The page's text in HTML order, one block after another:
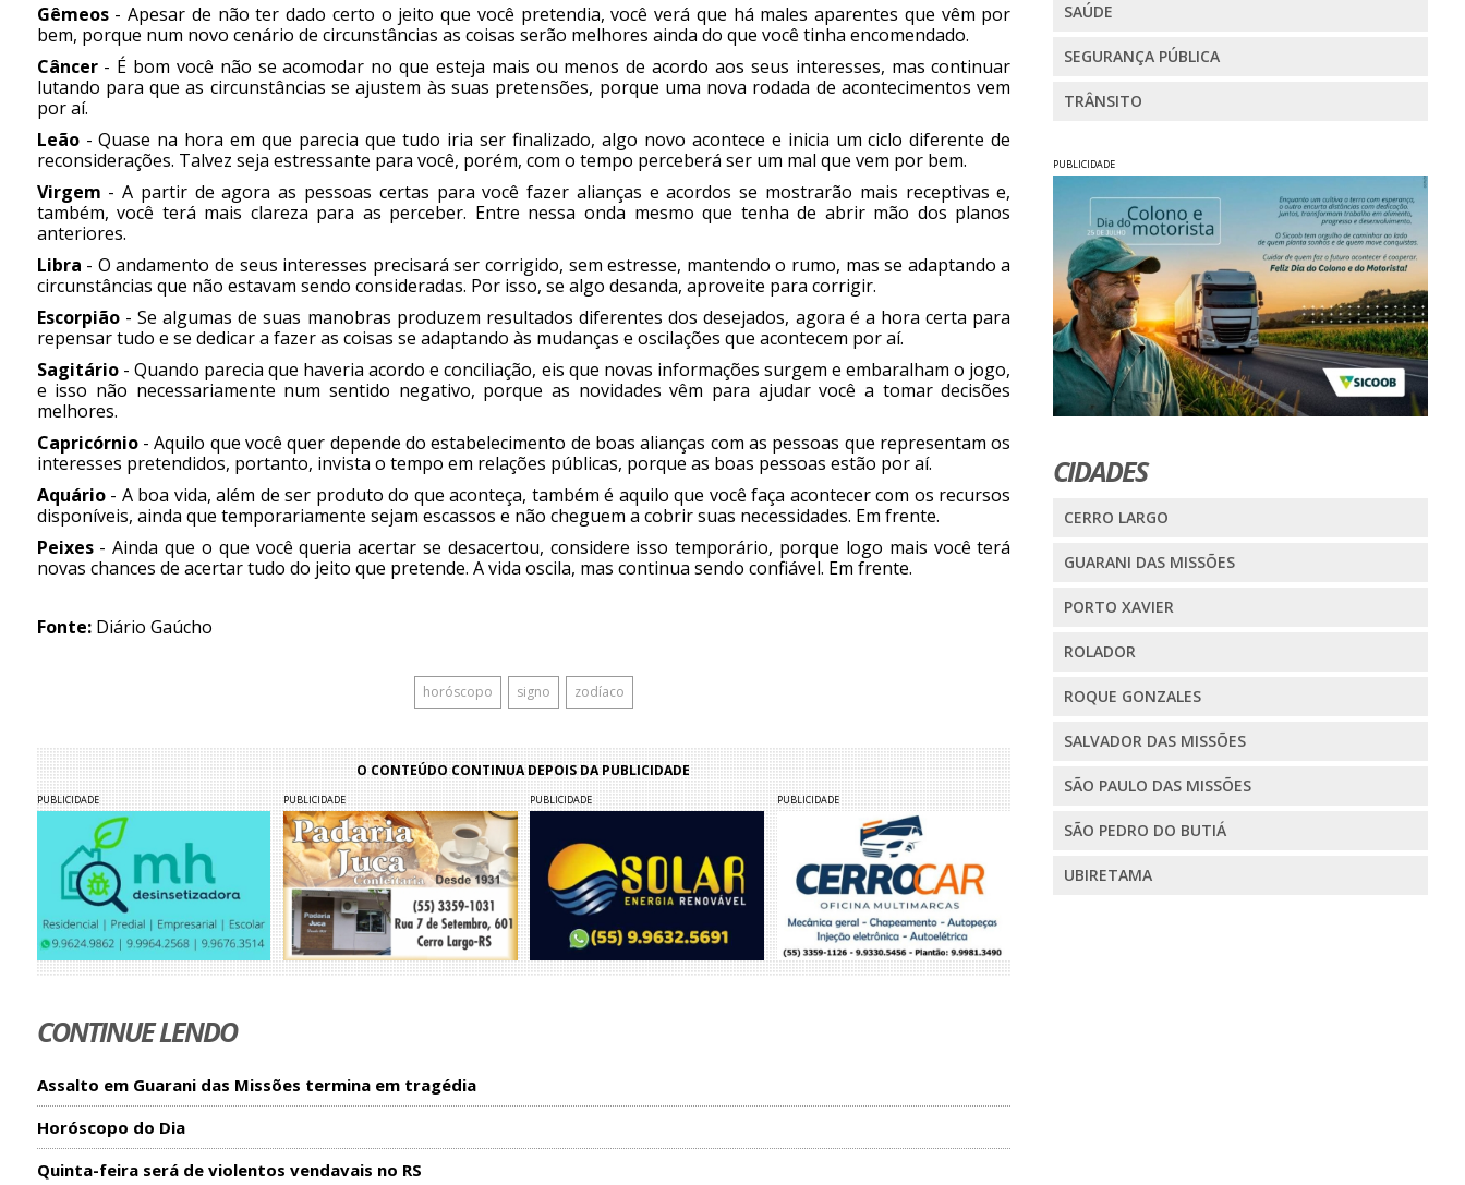
Gêmeos- Apesar de não ter dado certo o jeito que você pretendia, você verá que há males aparentes que vêm por
bem, porque num novo cenário de circunstâncias as coisas serão melhores ainda do que você tinha encomendado.
Câncer- É bom você não se acomodar no que esteja mais ou menos de acordo aos seus interesses, mas continuar
lutando para que as circunstâncias se ajustem às suas pretensões, porque uma nova rodada de acontecimentos vem
por aí.
Leão- Quase na hora em que parecia que tudo iria ser finalizado, algo novo acontece e inicia um ciclo diferente de
reconsiderações. Talvez seja estressante para você, porém, com o tempo perceberá ser um mal que vem por bem.
Virgem - A partir de agora as pessoas certas para você fazer alianças e acordos se mostrarão mais receptivas e,
também, você terá mais clareza para as perceber. Entre nessa onda mesmo que tenha de abrir mão dos planos
anteriores.
Libra - O andamento de seus interesses precisará ser corrigido, sem estresse, mantendo o rumo, mas se adaptando a
circunstâncias que não estavam sendo consideradas. Por isso, se algo desanda, aproveite para corrigir.
Escorpião- Se algumas de suas manobras produzem resultados diferentes dos desejados, agora é a hora certa para
repensar tudo e se dedicar a fazer as coisas se adaptando às mudanças e oscilações que acontecem por aí.
Sagitário- Quando parecia que haveria acordo e conciliação, eis que novas informações surgem e embaralham o jogo,
e isso não necessariamente num sentido negativo, porque as novidades vêm para ajudar você a tomar decisões
melhores.
Capricórnio- Aquilo que você quer depende do estabelecimento de boas alianças com as pessoas que representam os
interesses pretendidos, portanto, invista o tempo em relações públicas, porque as boas pessoas estão por aí.
Aquário- A boa vida, além de ser produto do que aconteça, também é aquilo que você faça acontecer com os recursos
disponíveis, ainda que temporariamente sejam escassos e não cheguem a cobrir suas necessidades. Em frente.
Peixes- Ainda que o que você queria acertar se desacertou, considere isso temporário, porque logo mais você terá
novas chances de acertar tudo do jeito que pretende. A vida oscila, mas continua sendo confiável. Em frente.
Fonte:Diário Gaúcho
horóscopo signo zodíaco
O CONTEÚDO CONTINUA DEPOIS DA PUBLICIDADE
PUBLICIDADE PUBLICIDADE PUBLICIDADE PUBLICIDADE
CONTINUE LENDO
Assalto em Guarani das Missões termina em tragédia
Horóscopo do Dia
Quinta-feira será de violentos vendavais no RS
SAÚDE
SEGURANÇA PÚBLICA
TRÂNSITO
PUBLICIDADE
CIDADES
CERRO LARGO
GUARANI DAS MISSÕES
PORTO XAVIER
ROLADOR
ROQUE GONZALES
SALVADOR DAS MISSÕES
SÃO PAULO DAS MISSÕES
SÃO PEDRO DO BUTIÁ
UBIRETAMA